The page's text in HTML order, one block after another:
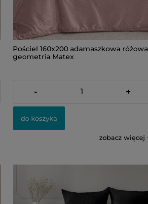
Pościel 160x200 adamaszkowa różowa
geometria Matex
209,00 zł
- +
do koszyka
zobacz więcej